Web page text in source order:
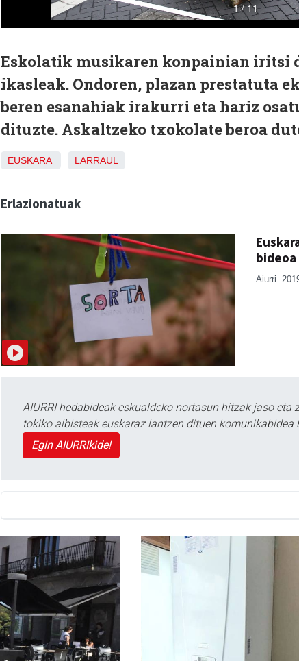
Eskolatik musikaren konpainian iritsi
ikasleak. Ondoren, plazan prestatuta
beren esanahiak irakurri eta hariz
dituzte. Askaltzeko txokolate beroa
EUSKARA LARRAUL
Erlazionatuak
Aiurri
AIURRI hedabideak eskualdeko nortasun hitzak jaso eta
tokiko albisteak euskaraz lantzen dituen komunikabidea
Egin AIURRIkide!